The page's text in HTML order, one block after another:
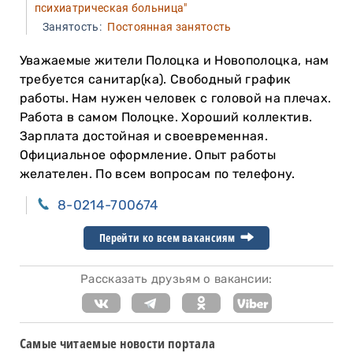
психиатрическая больница"
Занятость:Постоянная занятость
Уважаемые жители Полоцка и Новополоцка, нам
требуется санитар(ка). Свободный график
работы. Нам нужен человек с головой на плечах.
Работа в самом Полоцке. Хороший коллектив.
Зарплата достойная и своевременная.
Официальное оформление. Опыт работы
желателен. По всем вопросам по телефону.
8-0214-700674
Перейти ко всем вакансиям
Рассказать друзьям о вакансии:
Самые читаемые новости портала